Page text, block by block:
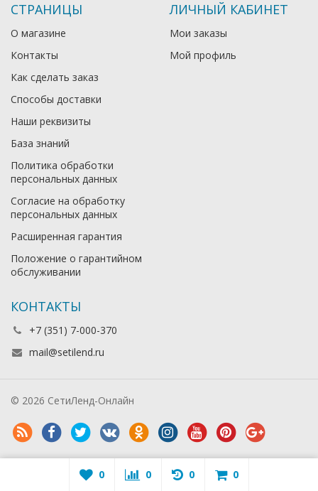
СТРАНИЦЫ
О магазине
Контакты
Как сделать заказ
Способы доставки
Наши реквизиты
База знаний
Политика обработки
персональных данных
Согласие на обработку
персональных данных
Расширенная гарантия
Положение о гарантийном
обслуживании
ЛИЧНЫЙ КАБИНЕТ
Мои заказы
Мой профиль
КОНТАКТЫ
+7 (351) 7-000-370
mail@setilend.ru
© 2026 СетиЛенд-Онлайн
0 0 0 0